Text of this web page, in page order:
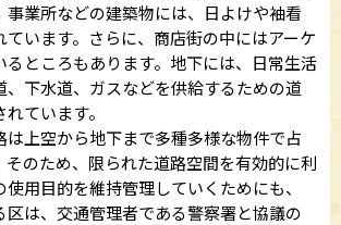
事業所などの建築物には、日よけや袖看
います。さらに、商店街の中にはアーケ
るところもあります。地下には、日常生活
、下水道、ガスなどを供給するための道
ています。
上空から地下まで多種多様な物件で占
そのため、限られた道路空間を有効的に利
用目的を維持管理していくためにも、
区は、交通管理者である警察署と協議の